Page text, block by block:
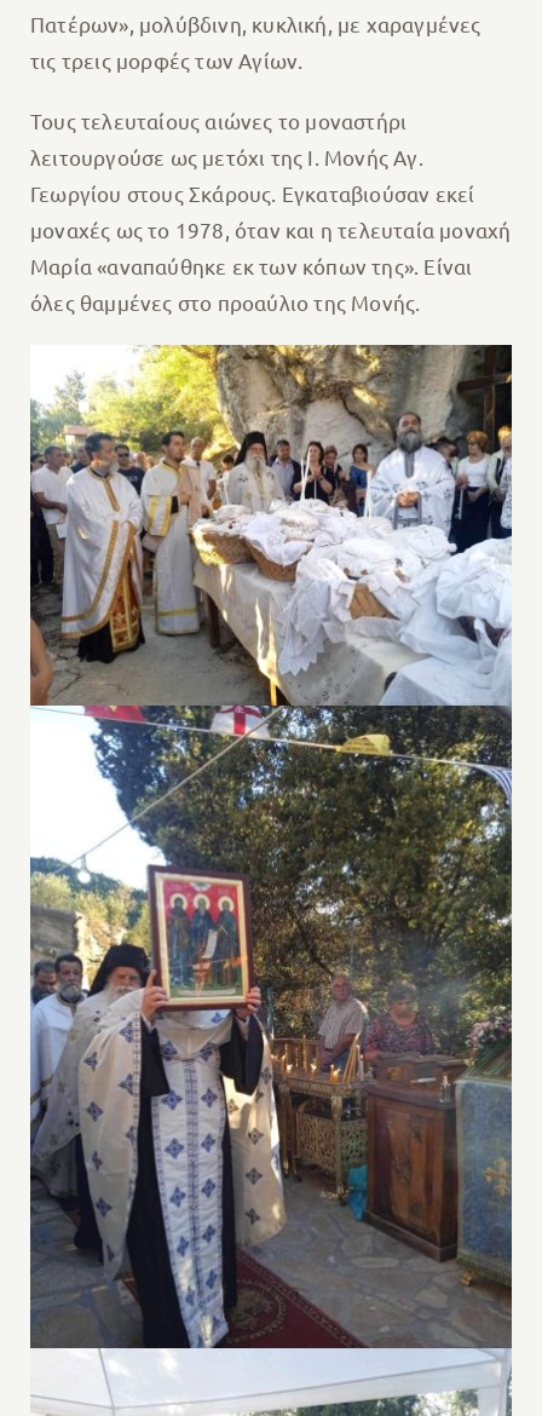
Πατέρων», μολύβδινη, κυκλική, με χαραγμένες
τις τρεις μορφές των Αγίων.
Τους τελευταίους αιώνες το μοναστήρι
λειτουργούσε ως μετόχι της Ι. Μονής Αγ.
Γεωργίου στους Σκάρους. Εγκαταβιούσαν εκεί
μοναχές ως το 1978, όταν και η τελευταία μοναχή
Μαρία «αναπαύθηκε εκ των κόπων της». Είναι
όλες θαμμένες στο προαύλιο της Μονής.